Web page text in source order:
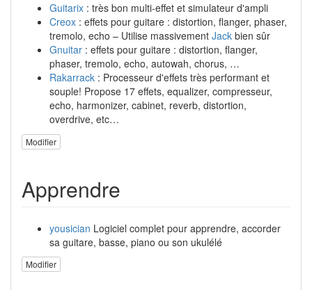
Guitarix : très bon multi-effet et simulateur d'ampli
Creox : effets pour guitare : distortion, flanger, phaser,
tremolo, echo – Utilise massivement Jack bien sûr
Gnuitar : effets pour guitare : distortion, flanger,
phaser, tremolo, echo, autowah, chorus, …
Rakarrack : Processeur d'effets très performant et
souple! Propose 17 effets, equalizer, compresseur,
echo, harmonizer, cabinet, reverb, distortion,
overdrive, etc…
Modifier
Apprendre
yousician Logiciel complet pour apprendre, accorder
sa guitare, basse, piano ou son ukulélé
Modifier